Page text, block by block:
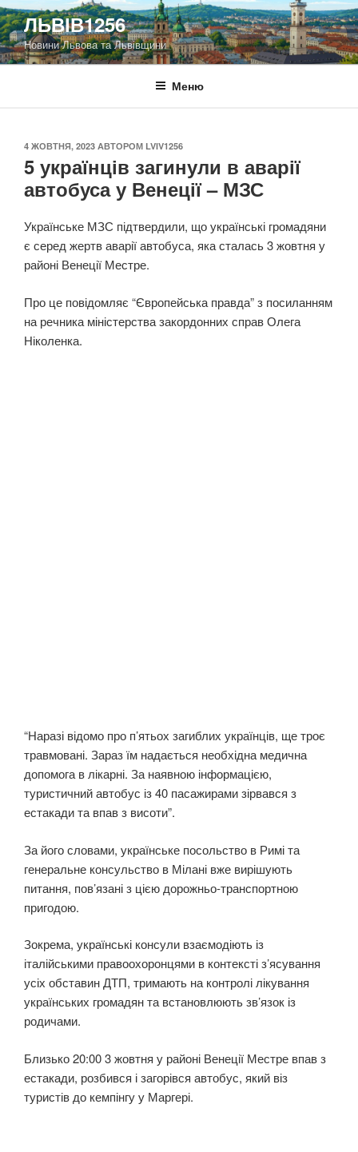
Перейти
до
вмісту
ЛЬВІВ1256
Новини Львова та Львівщини
Меню
ОПУБЛІКОВАНО
4 ЖОВТНЯ, 2023 АВТОРОМ LVIV1256
5 українців загинули в аварії
автобуса у Венеції – МЗС
Українське МЗС підтвердили, що українські громадяни
є серед жертв аварії автобуса, яка сталась 3 жовтня у
районі Венеції Местре.
Про це повідомляє “Європейська правда” з посиланням
на речника міністерства закордонних справ Олега
Ніколенка.
“Наразі відомо про п’ятьох загиблих українців, ще троє
травмовані. Зараз їм надається необхідна медична
допомога в лікарні. За наявною інформацією,
туристичний автобус із 40 пасажирами зірвався з
естакади та впав з висоти”.
За його словами, українське посольство в Римі та
генеральне консульство в Мілані вже вирішують
питання, пов’язані з цією дорожньо-транспортною
пригодою.
Зокрема, українські консули взаємодіють із
італійськими правоохоронцями в контексті з’ясування
усіх обставин ДТП, тримають на контролі лікування
українських громадян та встановлюють зв’язок із
родичами.
Близько 20:00 3 жовтня у районі Венеції Местре впав з
естакади, розбився і загорівся автобус, який віз
туристів до кемпінгу у Маргері.